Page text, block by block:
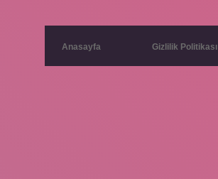
Anasayfa Gizlilik Politikası